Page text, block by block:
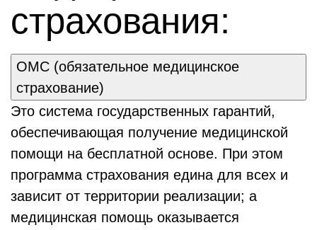
страхования:
ОМС (обязательное медицинское
страхование)
Это система государственных гарантий,
обеспечивающая получение медицинской
помощи на бесплатной основе. При этом
программа страхования едина для всех и
зависит от территории реализации; а
медицинская помощь оказывается